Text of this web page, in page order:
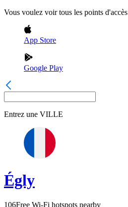
Vous voulez voir tous les points
App Store
Google Play
Entrez une VILLE
Égly
106Free Wi-Fi hotspots nearby